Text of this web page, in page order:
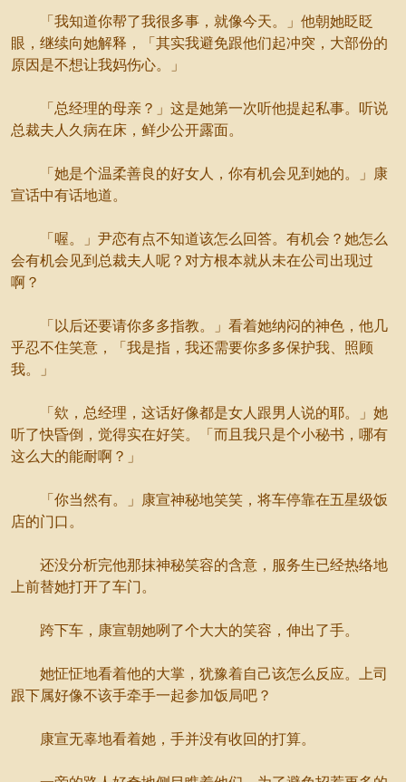
「我知道你帮了我很多事，就像今天。」他朝她眨眨
眼，继续向她解释，「其实我避免跟他们起冲突，大部份的
原因是不想让我妈伤心。」
「总经理的母亲？」这是她第一次听他提起私事。听说
总裁夫人久病在床，鲜少公开露面。
「她是个温柔善良的好女人，你有机会见到她的。」康
宣话中有话地道。
「喔。」尹恋有点不知道该怎么回答。有机会？她怎么
会有机会见到总裁夫人呢？对方根本就从未在公司出现过
啊？
「以后还要请你多多指教。」看着她纳闷的神色，他几
乎忍不住笑意，「我是指，我还需要你多多保护我、照顾
我。」
「欸，总经理，这话好像都是女人跟男人说的耶。」她
听了快昏倒，觉得实在好笑。「而且我只是个小秘书，哪有
这么大的能耐啊？」
「你当然有。」康宣神秘地笑笑，将车停靠在五星级饭
店的门口。
还没分析完他那抹神秘笑容的含意，服务生已经热络地
上前替她打开了车门。
跨下车，康宣朝她咧了个大大的笑容，伸出了手。
她怔怔地看着他的大掌，犹豫着自己该怎么反应。上司
跟下属好像不该手牵手一起参加饭局吧？
康宣无辜地看着她，手并没有收回的打算。